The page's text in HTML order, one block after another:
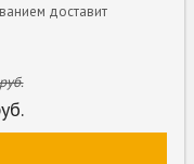
доставит